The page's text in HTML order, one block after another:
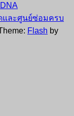
และศูนย์ซ่อมครบ
Flash by